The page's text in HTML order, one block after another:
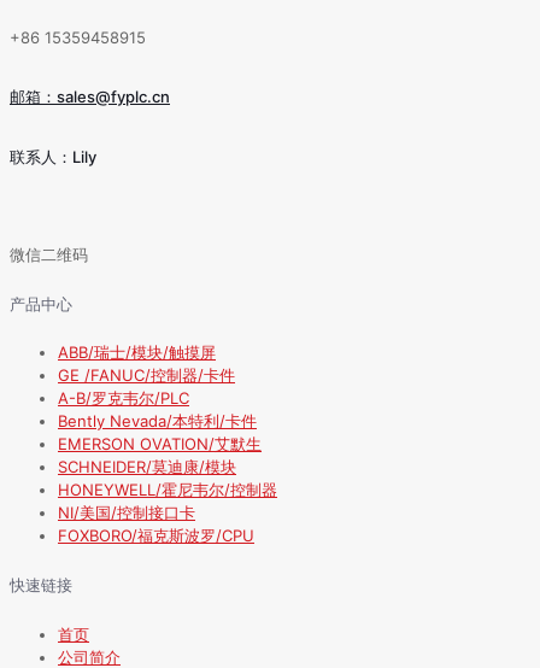
+86 15359458915
邮箱：sales@fyplc.cn
联系人：Lily
微信二维码
产品中心
ABB/瑞士/模块/触摸屏
GE /FANUC/控制器/卡件
A-B/罗克韦尔/PLC
Bently Nevada/本特利/卡件
EMERSON OVATION/艾默生
SCHNEIDER/莫迪康/模块
HONEYWELL/霍尼韦尔/控制器
NI/美国/控制接口卡
FOXBORO/福克斯波罗/CPU
快速链接
首页
公司简介